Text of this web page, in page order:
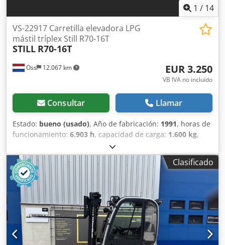
1 / 14
Oss 12.067 km
VS-22917 Carretilla elevadora LPG
mástil tríplex Still R70-16T
STILL R70-16T
EUR 3.250
VB IVA no incluído
Consultar Llamar
Estado: bueno (usado), Año de fabricación: 1991, horas de
funcionamiento: 6.903 h, capacidad de carga: 1.600 kg,
5.050 mm, tipo de combustible:
tipo de mástil:triple, altura de construcción:2.170 mm,
peso en vacío:
, kilometraje: 6.903 km , Carretilla
elevadora de triple mástil, a GLP Dkodpfx Abjzcntcsksr
Marca: STILL Año de fabricación: 1991 En buen estado de
funcionamiento, tanto para conducir como para levantar.
Capacidad: 1.600 kg Altura máxima de elevación: 5.050 mm
Altura con la horquilla totalmente extendida: 2.170 mm
Equipada con elevación libre (FREELIFT) Horquillas de 1.200
mm Vea el vídeo en YouTube.
Clasificado